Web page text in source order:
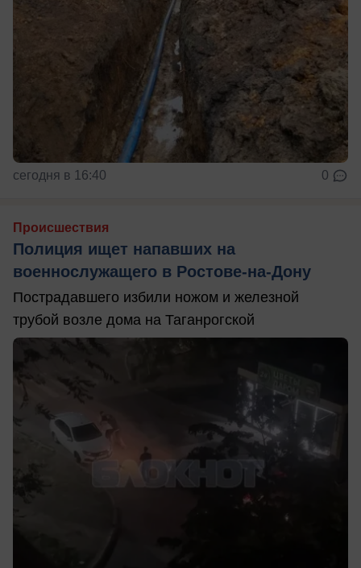
сегодня в 16:40 0
Происшествия
Полиция ищет напавших на
военнослужащего в Ростове-на-Дону
Пострадавшего избили ножом и железной
трубой возле дома на Таганрогской